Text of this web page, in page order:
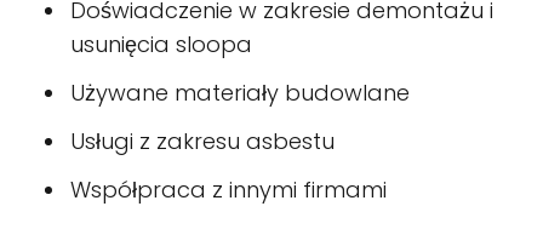
Doświadczenie w zakresie demontażu i
usunięcia sloopa
Używane materiały budowlane
Usługi z zakresu asbestu
Współpraca z innymi firmami